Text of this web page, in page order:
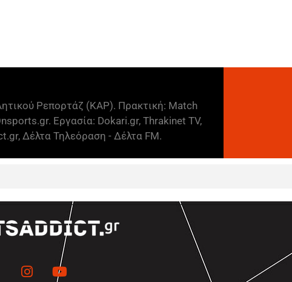
Ρεπορτάζ (ΚΑΡ). Πρακτική: Match
Εργασία: Dokari.gr, Thrakinet TV,
Δέλτα Τηλεόραση - Δέλτα FM.